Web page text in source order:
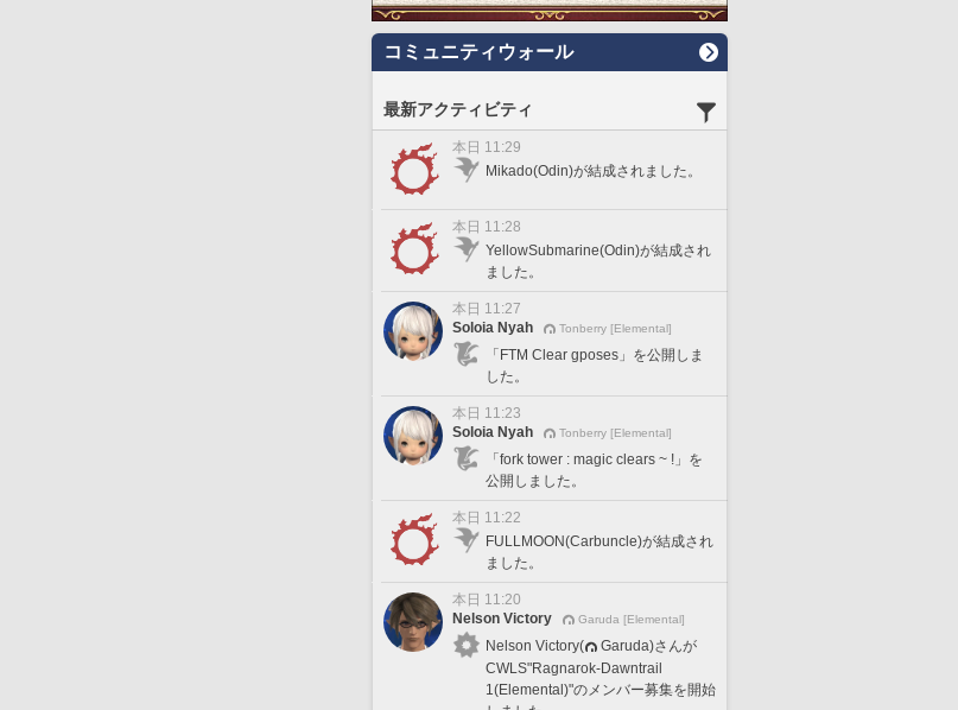
コミュニティウォール
最新アクティビティ
本日 11:29
Mikado(Odin)が結成されました。
本日 11:28
YellowSubmarine(Odin)が結成され
ました。
本日 11:27
Soloia Nyah
Tonberry [Elemental]
「FTM Clear gposes」を公開しま
した。
本日 11:23
Soloia Nyah
Tonberry [Elemental]
「fork tower : magic clears ~ !」を
公開しました。
本日 11:22
FULLMOON(Carbuncle)が結成され
ました。
本日 11:20
Nelson Victory
Garuda [Elemental]
Nelson Victory(
Garuda)さんが
CWLS"Ragnarok-Dawntrail
1(Elemental)"のメンバー募集を開始